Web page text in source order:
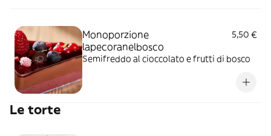
Monoporzione
lapecoranelbosco
5,50 €
Semifreddo al cioccolato e frutti di bosco
Le torte